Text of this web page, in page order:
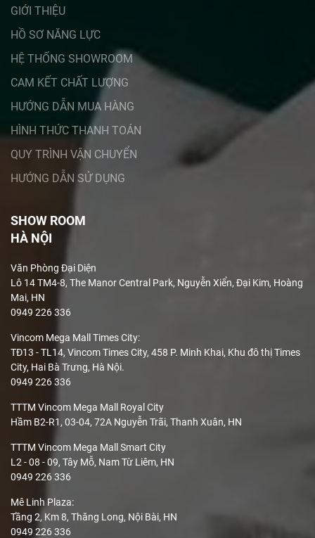
GIỚI THIỆU
HỒ SƠ NĂNG LỰC
HỆ THỐNG SHOWROOM
CAM KẾT CHẤT LƯỢNG
HƯỚNG DẪN MUA HÀNG
HÌNH THỨC THANH TOÁN
QUY TRÌNH VẬN CHUYỂN
HƯỚNG DẪN SỬ DỤNG
SHOW ROOM
HÀ NỘI
Văn Phòng Đại Diện
Lô 14 TM4-8, The Manor Central Park, Nguyễn Xiển, Đại Kim, Hoàng
Mai, HN
0949 226 336
Vincom Mega Mall Times City:
TĐ13 - TL14, Vincom Times City, 458 P. Minh Khai, Khu đô thị Times
City, Hai Bà Trưng, Hà Nội.
0949 226 336
TTTM Vincom Mega Mall Royal City
Hầm B2-R1, 03-04, 72A Nguyễn Trãi, Thanh Xuân, HN
TTTM Vincom Mega Mall Smart City
L2 - 08 - 09, Tây Mỗ, Nam Từ Liêm, HN
0949 226 336
Mê Linh Plaza:
Tầng 2, Km 8, Thăng Long, Nội Bài, HN
0949 226 336